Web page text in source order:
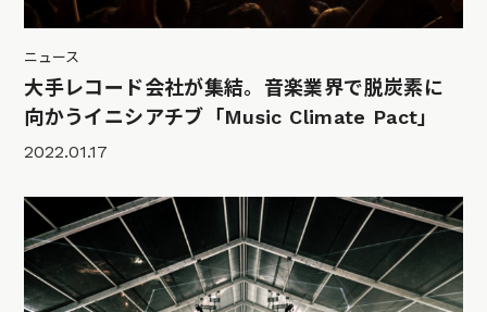
ニュース
大手レコード会社が集結。音楽業界で脱炭素に
向かうイニシアチブ「Music Climate Pact」
2022.01.17